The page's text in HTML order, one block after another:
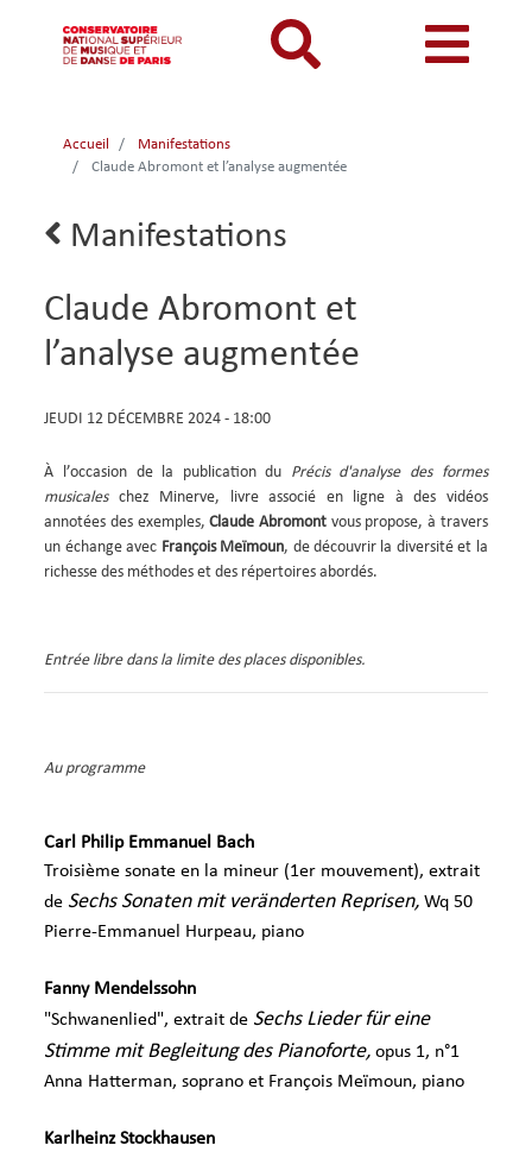
au
contenu
Catalogue
Mon
responsive
mobile
Menu
compte
mobile
Je me connecte
Je me connecte pour la première fois
Menu
BIBLIOTHEQUES ET ARCHIVES
INFORMATIONS PRATIQUES
LECTURES A VUE
FONDS CDMC-MMC
Accueil
Manifestations
Claude Abromont et l’analyse augmentée
Lien Manifestations
Claude Abromont et
l’analyse augmentée
DATE
HEURE
DE
LA
MANIFESTATION
JEUDI 12 DÉCEMBRE 2024 - 18:00
À l’occasion de la publication du Précis d'analyse des formes
musicales chez Minerve, livre associé en ligne à des vidéos
annotées des exemples,Claude Abromont vous propose, à travers
un échange avec François Meïmoun, de découvrir la diversité et la
richesse des méthodes et des répertoires abordés.
Entrée libre dans la limite des places disponibles.
Au programme
Carl Philip Emmanuel Bach
Troisième sonate en la mineur (1er mouvement), extrait
de Sechs Sonaten mit veränderten Reprisen,Wq 50
Pierre-Emmanuel Hurpeau, piano
Fanny Mendelssohn
"Schwanenlied", extrait de Sechs Lieder für eine
Stimme mit Begleitung des Pianoforte,opus 1, n°1
Anna Hatterman, soprano et François Meïmoun, piano
Karlheinz Stockhausen